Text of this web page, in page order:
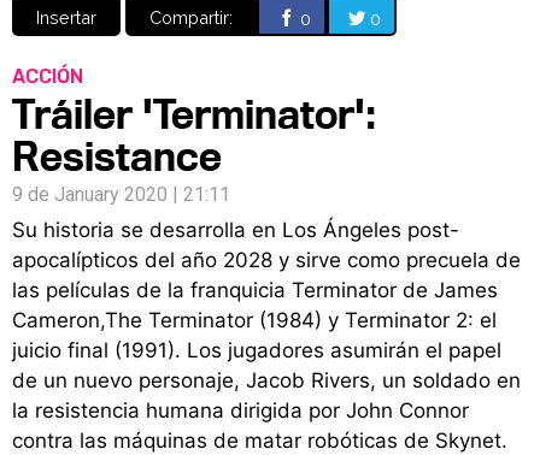
Insertar Compartir: 0 0
ACCIÓN
Tráiler 'Terminator':
Resistance
9 de January 2020 | 21:11
Su historia se desarrolla en Los Ángeles post-
apocalípticos del año 2028 y sirve como precuela de
las películas de la franquicia Terminator de James
Cameron,The Terminator (1984) y Terminator 2: el
juicio final (1991). Los jugadores asumirán el papel
de un nuevo personaje, Jacob Rivers, un soldado en
la resistencia humana dirigida por John Connor
contra las máquinas de matar robóticas de Skynet.